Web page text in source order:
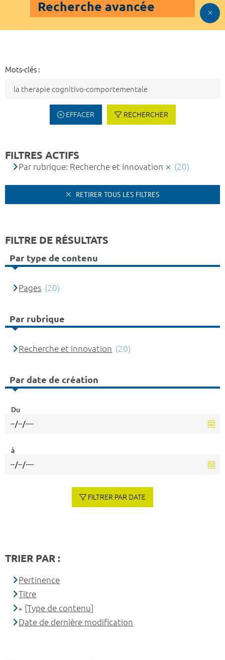
Recherche avancée
Mots-clés :
EFFACER RECHERCHER
FILTRES ACTIFS
Par rubrique: Recherche et innovation (20)
RETIRER TOUS LES FILTRES
FILTRE DE RÉSULTATS
Par type de contenu
Pages (20)
Par rubrique
Recherche et innovation (20)
Par date de création
Du
à
FILTRER PAR DATE
TRIER PAR :
Pertinence
Titre
[Type de contenu]
Date de dernière modification